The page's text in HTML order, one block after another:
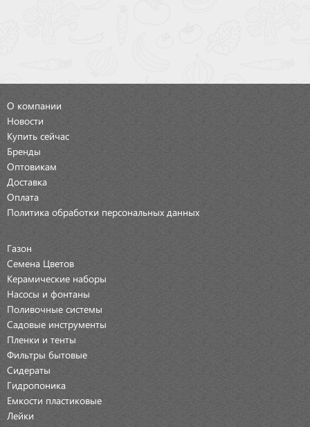
О компании
Новости
Купить сейчас
Бренды
Оптовикам
Доставка
Оплата
Политика обработки персональных данных
Газон
Семена Цветов
Керамические наборы
Насосы и фонтаны
Поливочные системы
Садовые инструменты
Пленки и тенты
Фильтры бытовые
Сидераты
Гидропоника
Емкости пластиковые
Лейки